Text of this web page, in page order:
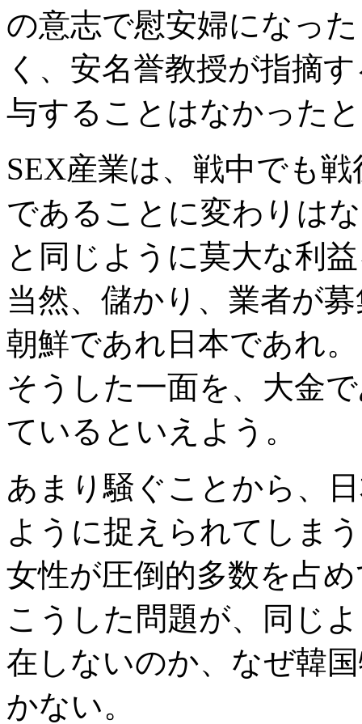
の意志で慰安婦になっ
く、安名誉教授が指摘
与することはなかった
SEX産業は、戦中でも
であることに変わりは
と同じように莫大な利
当然、儲かり、業者が
朝鮮であれ日本であれ。
そうした一面を、大金
ているといえよう。
あまり騒ぐことから、
ように捉えられてしま
女性が圧倒的多数を占
こうした問題が、同じ
在しないのか、なぜ韓
かない。